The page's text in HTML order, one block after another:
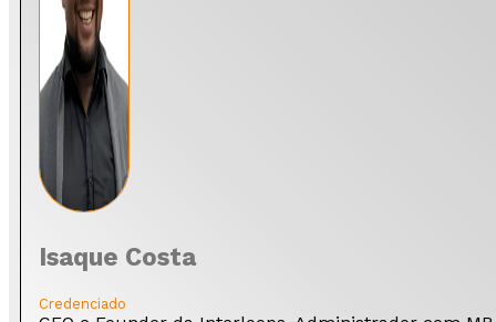
Isaque Costa
Credenciado